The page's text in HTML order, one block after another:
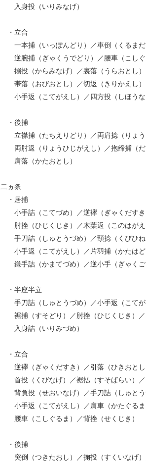
入身投（いりみなげ）
・立合
一本捕（いっぽんどり）／車倒（くるまだ
逆腕捕（ぎゃくうでどり）／腰車（こしぐ
搦投（からみなげ）／裏落（うらおとし）
帯落（おびおとし）／切返（きりかえし）
小手返（こてがえし）／四方投（しほうな
・後捕
立襟捕（たちえりどり）／両肩捻（りょう
両肘返（りょうひじがえし）／抱締捕（だ
肩落（かたおとし）
二ヵ条
・居捕
小手詰（こてづめ）／逆襷（ぎゃくだすき
肘挫（ひじくじき）／木葉返（このはがえ
手刀詰（しゅとうづめ）／頸捻（くびひね
小手返（こてがえし）／片羽捕（かたはど
鎌手詰（かまてづめ）／逆小手（ぎゃくご
・半座半立
手刀詰（しゅとうづめ）／小手返（こてが
裾捕（すそどり）／肘挫（ひじくじき）／
入身詰（いりみづめ）
・立合
逆襷（ぎゃくだすき）／引落（ひきおとし
首投（くびなげ）／裾払（すそばらい）／
背負投（せおいなげ）／手刀詰（しゅとう
小手返（こてがえし）／肩車（かたぐるま
腰車（こしぐるま）／背挫（せくじき）
・後捕
突倒（つきたおし）／掬投（すくいなげ）